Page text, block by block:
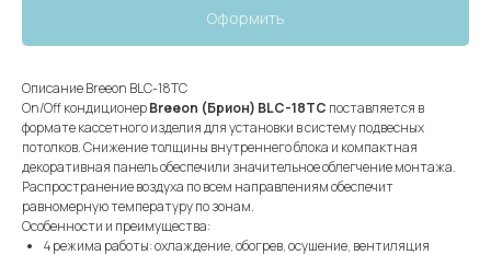
Оформить
Описание Breeon BLC-18TC
On/Off кондиционерBreeon (Брион) BLC-18TC поставляется в
формате кассетного изделия для установки в систему подвесных
потолков. Снижение толщины внутреннего блока и компактная
декоративная панель обеспечили значительное облегчение монтажа.
Распространение воздуха по всем направлениям обеспечит
равномерную температуру по зонам.
Особенности и преимущества:
4 режима работы: охлаждение, обогрев, осушение, вентиляция